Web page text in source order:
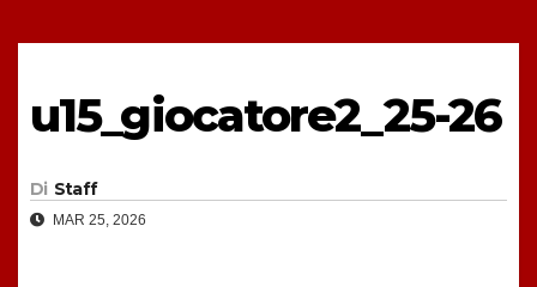
u15_giocatore2_25-26
Di Staff
MAR 25, 2026